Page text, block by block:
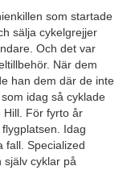
som startade
sälja cykelgrejjer
Och det var
När dem
han dem där de inte
idag så cyklade
Hill. För fyrto år
Idag
fall. Specialized
själv cyklar på